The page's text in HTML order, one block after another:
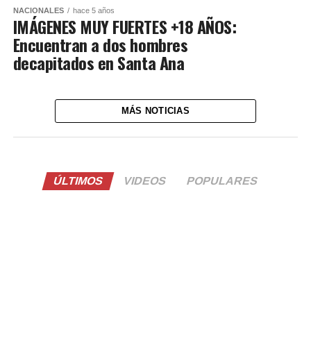
NACIONALES hace 5 años
IMÁGENES MUY FUERTES +18 AÑOS:
Encuentran a dos hombres
decapitados en Santa Ana
MÁS NOTICIAS
ÚLTIMOS VIDEOS POPULARES